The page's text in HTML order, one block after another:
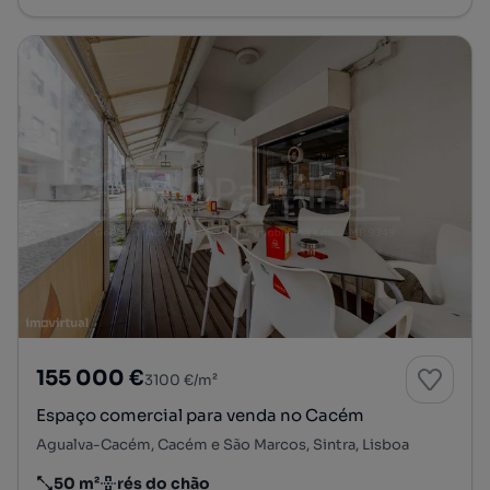
155 000 €3100 €/m²
Espaço comercial para venda no Cacém
Agualva-Cacém, Cacém e São Marcos, Sintra, Lisboa
50 m² rés do chão